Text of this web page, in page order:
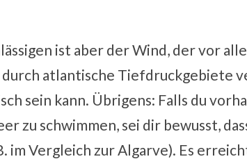
ist aber der Wind, der vor
atlantische Tiefdruckgebiete
sein kann. Übrigens: Falls du
zu schwimmen, sei dir bewusst,
im Vergleich zur Algarve). Es